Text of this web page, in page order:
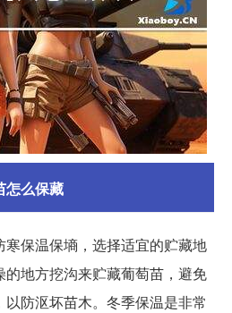
怎么保藏
保温保墒，选择适宜的贮藏地
的地方挖沟来贮藏葡萄苗，避免
防沤坏苗木。冬季保温是非常